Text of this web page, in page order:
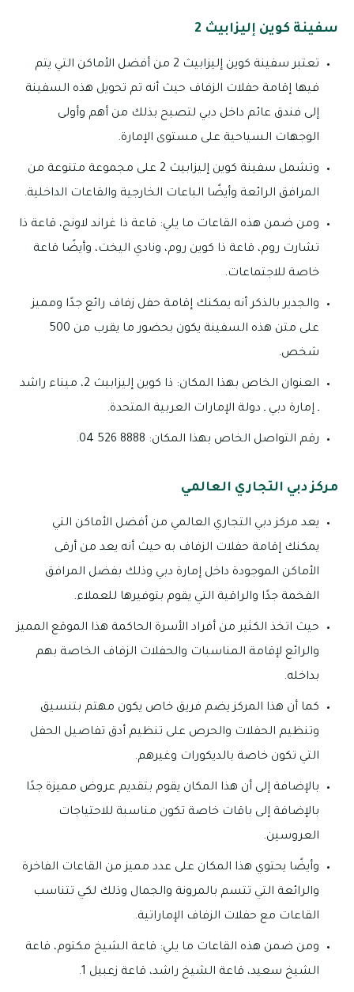
سفينة كوين إليزابيث 2
تعتبر سفينة كوين إليزابيث 2 من أفضل الأماكن التي يتم
فيها إقامة حفلات الزفاف حيث أنه تم تحويل هذه السفينة
إلى فندق عائم داخل دبي لتصبح بذلك من أهم وأولى
الوجهات السياحية على مستوى الإمارة.
وتشمل سفينة كوين إليزابيث 2 على مجموعة متنوعة من
المرافق الرائعة وأيضًا الباعات الخارجية والقاعات الداخلية.
ومن ضمن هذه القاعات ما يلي: قاعة ذا غراند لاونج، قاعة ذا
تشارت روم، قاعة ذا كوين روم، ونادي اليخت، وأيضًا قاعة
خاصة للاجتماعات.
والجدير بالذكر أنه يمكنك إقامة حفل زفاف رائع جدًا ومميز
على متن هذه السفينة يكون بحضور ما يقرب من 500
شخص.
العنوان الخاص بهذا المكان: ذا كوين إليزابيث 2، ميناء راشد
ـ إمارة دبي ـ دولة الإمارات العربية المتحدة.
رقم التواصل الخاص بهذا المكان: 8888 526 04.
مركز دبي التجاري العالمي
يعد مركز دبي التجاري العالمي من أفضل الأماكن التي
يمكنك إقامة حفلات الزفاف به حيث أنه يعد من أرقى
الأماكن الموجودة داخل إمارة دبي وذلك بفضل المرافق
الفخمة جدًا والراقية التي يقوم بتوفيرها للعملاء.
حيث اتخذ الكثير من أفراد الأسرة الحاكمة هذا الموقع المميز
والرائع لإقامة المناسبات والحفلات الزفاف الخاصة بهم
بداخله.
كما أن هذا المركز يضم فريق خاص يكون مهتم بتنسيق
وتنظيم الحفلات والحرص على تنظيم أدق تفاصيل الحفل
التي تكون خاصة بالديكورات وغيرهم.
بالإضافة إلى أن هذا المكان يقوم بتقديم عروض مميزة جدًا
بالإضافة إلى باقات خاصة تكون مناسبة للاحتياجات
العروسين.
وأيضًا يحتوي هذا المكان على عدد مميز من القاعات الفاخرة
والرائعة التي تتسم بالمرونة والجمال وذلك لكي تتناسب
القاعات مع حفلات الزفاف الإماراتية.
ومن ضمن هذه القاعات ما يلي: قاعة الشيخ مكتوم، قاعة
الشيخ سعيد، قاعة الشيخ راشد، قاعة زعبيل 1.